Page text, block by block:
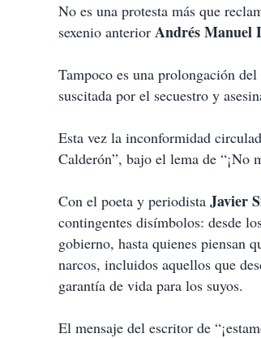
r
No es una protesta más que
sexenio anterior Andrés Manuel
Tampoco es una prolongación
suscitada por el secuestro y
Esta vez la inconformidad
Calderón”, bajo el lema de “¡No
Con el poeta y periodista Javier
contingentes disímbolos: desde
gobierno, hasta quienes piensan
narcos, incluidos aquellos que
garantía de vida para los suyos.
El mensaje del escritor de